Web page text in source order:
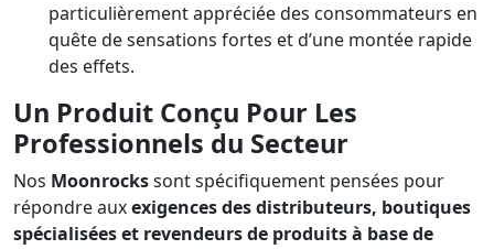
particulièrement appréciée des consommateurs en
quête de sensations fortes et d’une montée rapide
des effets.
Un Produit Conçu Pour Les
Professionnels du Secteur
Nos Moonrockssont spécifiquement pensées pour
répondre auxexigences des distributeurs, boutiques
spécialisées et revendeurs de produits à base de